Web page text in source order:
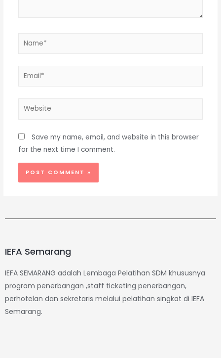
Save my name, email, and website in this browser
for the next time I comment.
IEFA Semarang
IEFA SEMARANG adalah Lembaga Pelatihan SDM khususnya
program penerbangan ,staff ticketing penerbangan,
perhotelan dan sekretaris melalui pelatihan singkat di IEFA
Semarang.